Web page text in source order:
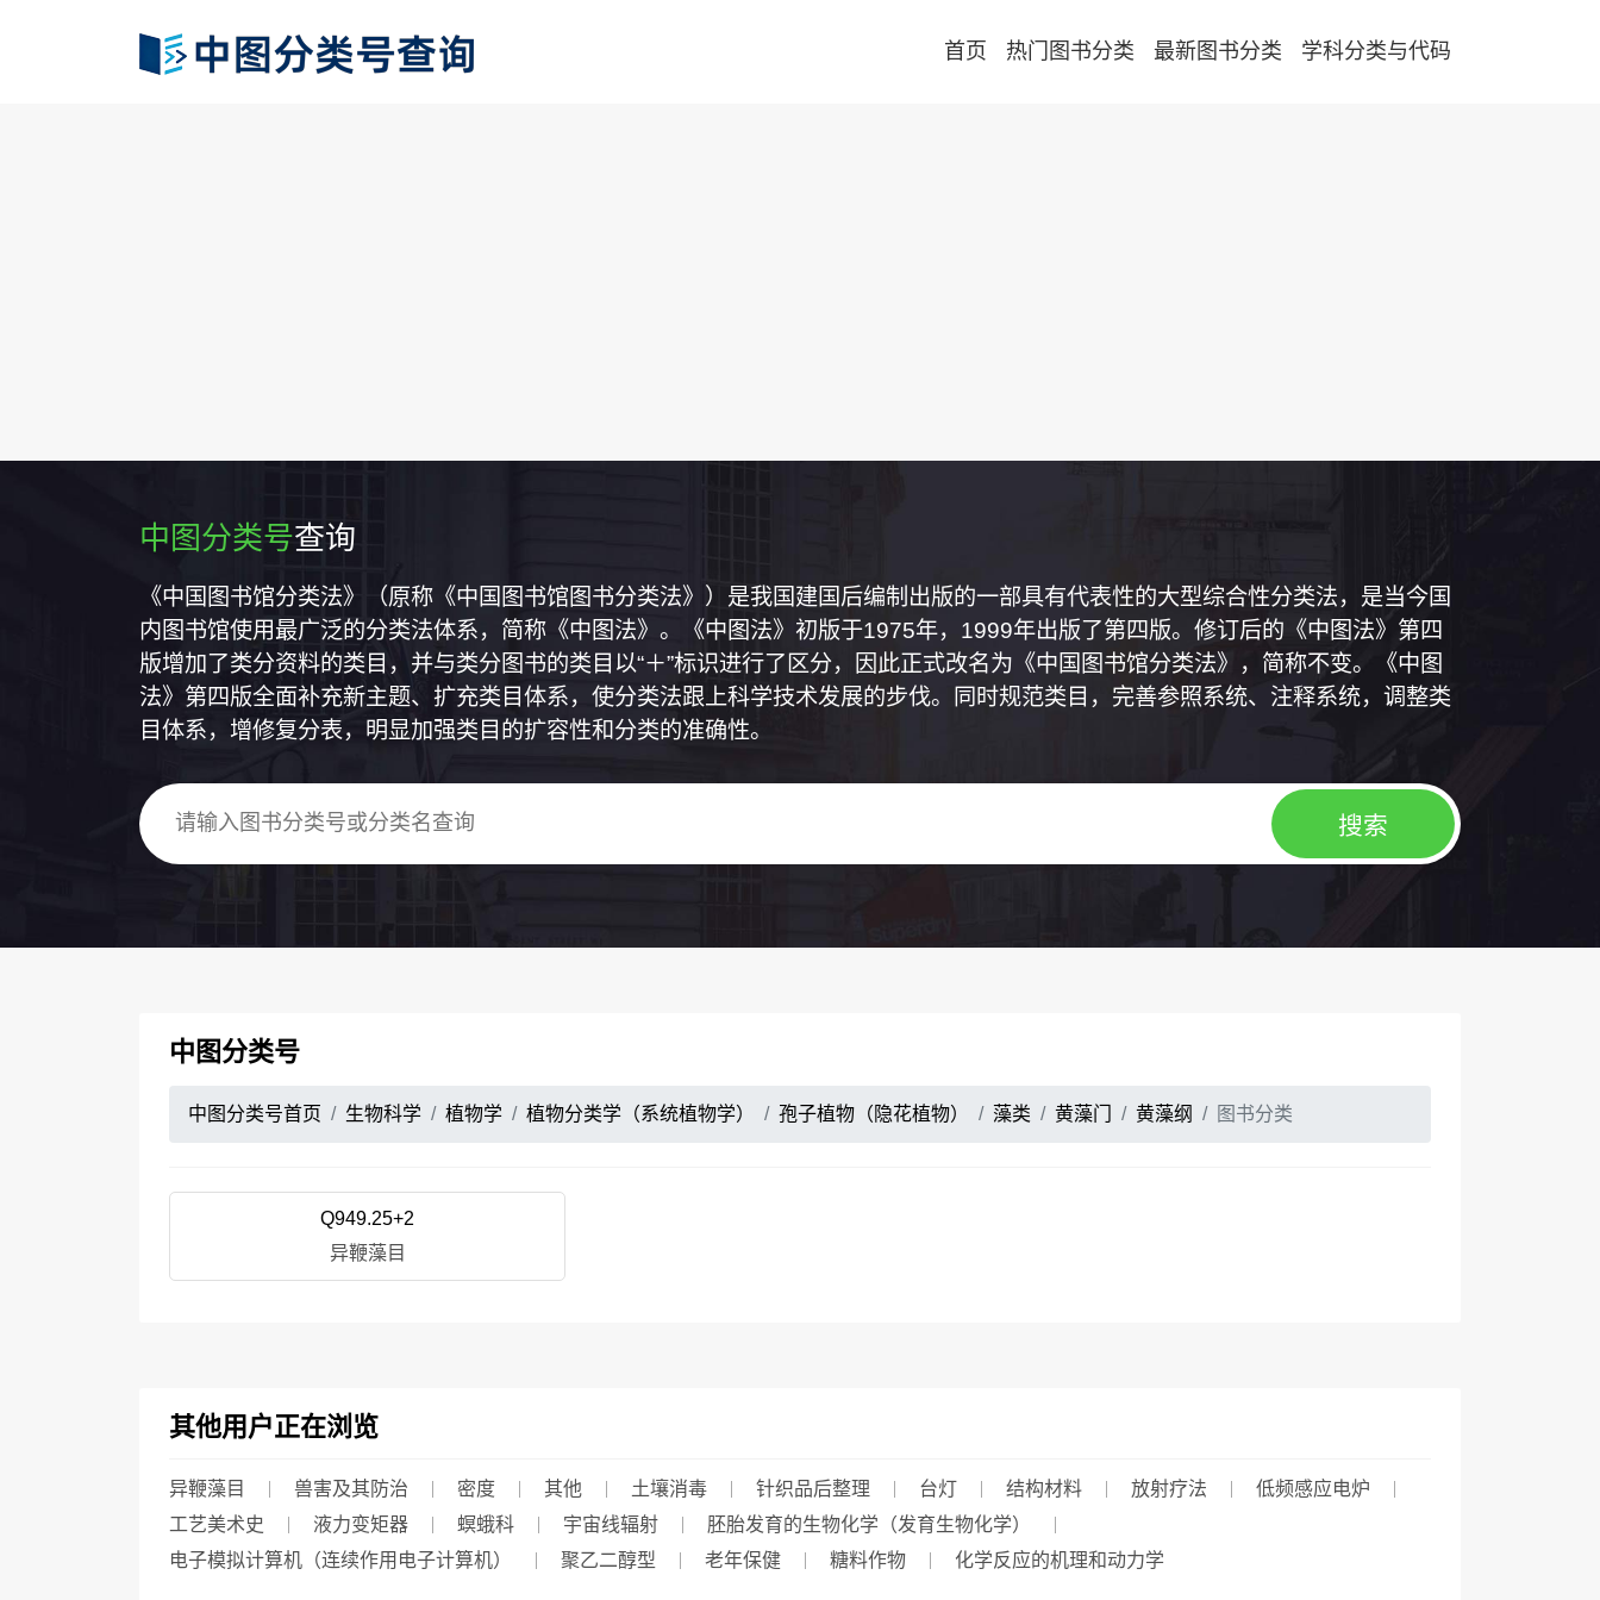
首页 热门图书分类 最新图书分类 学科分类与代码
中图分类号查询
《中国图书馆分类法》（原称《中国图书馆图书分类法》）是我国建国后编制出版的一部具有代表性的大型综合性分类法，是当今国
内图书馆使用最广泛的分类法体系，简称《中图法》。《中图法》初版于1975年，1999年出版了第四版。修订后的《中图法》第四
版增加了类分资料的类目，并与类分图书的类目以“＋”标识进行了区分，因此正式改名为《中国图书馆分类法》，简称不变。《中图
法》第四版全面补充新主题、扩充类目体系，使分类法跟上科学技术发展的步伐。同时规范类目，完善参照系统、注释系统，调整类
目体系，增修复分表，明显加强类目的扩容性和分类的准确性。
中图分类号
中图分类号首页 生物科学 植物学 植物分类学（系统植物学） 孢子植物（隐花植物） 藻类 黄藻门 黄藻纲 图书分类
Q949.25+2
异鞭藻目
其他用户正在浏览
异鞭藻目 兽害及其防治 密度 其他 土壤消毒 针织品后整理 台灯 结构材料 放射疗法
低频感应电炉
工艺美术史
液力变矩器 螟蛾科 宇宙线辐射
胚胎发育的生物化学（发育生物化学）
电子模拟计算机（连续作用电子计算机）
聚乙二醇型 老年保健 糖料作物 化学反应的机理和动力学